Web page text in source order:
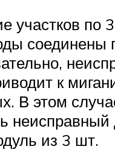
участков по
соединены
к
В этом
из 3 шт.